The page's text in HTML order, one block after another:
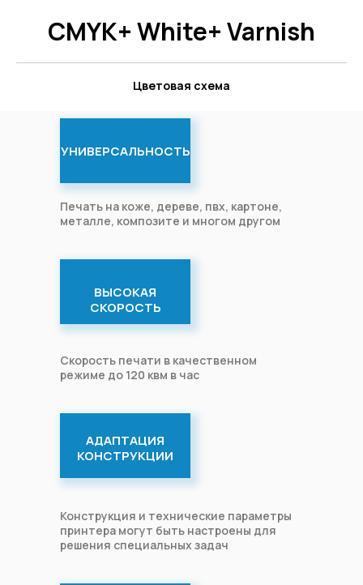
CMYK+ White+ Varnish
Цветовая схема
Печать на коже, дереве, пвх, картоне,
металле, композите и многом другом
Скорость печати в качественном
режиме до 120 квм в час
УНИВЕРСАЛЬНОСТЬ
ВЫСОКАЯ
СКОРОСТЬ
АДАПТАЦИЯ
КОНСТРУКЦИИ
Конструкция и технические параметры
принтера могут быть настроены для
решения специальных задач